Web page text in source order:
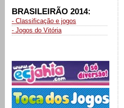
BRASILEIRÃO 2014:
- Classificação e jogos
- Jogos do Vitória